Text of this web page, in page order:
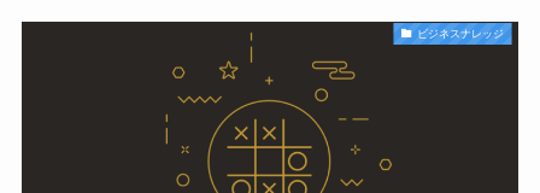
ビジネスナレッジ